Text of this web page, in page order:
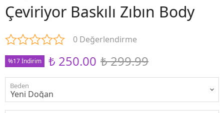
Çeviriyor Baskılı Zıbın Body
0 Değerlendirme
%17 İndirim ₺ 250.00 ₺ 299.99
Beden